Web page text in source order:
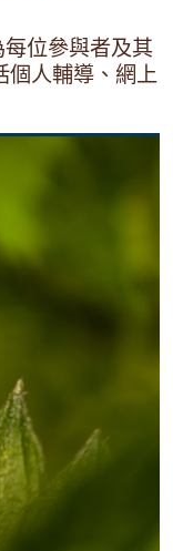
位參與者及其
個人輔導、網上